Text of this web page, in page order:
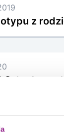
z
testy
IPCZD